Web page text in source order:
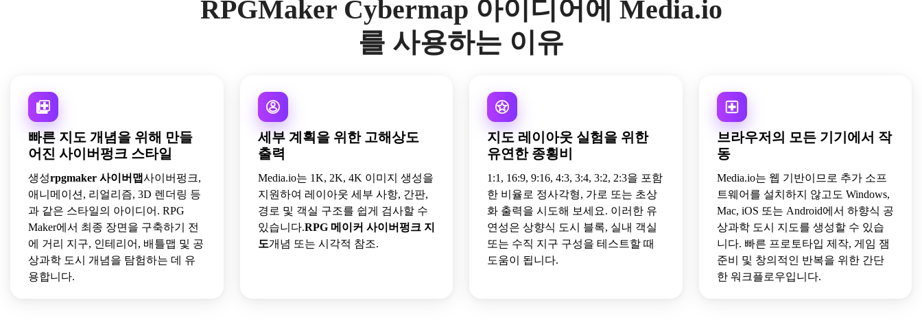
RPGMaker Cybermap 아이디어에 Media.io
를 사용하는 이유
빠른 지도 개념을 위해 만들
어진 사이버펑크 스타일
생성rpgmaker 사이버맵사이버펑크,
애니메이션, 리얼리즘, 3D 렌더링 등
과 같은 스타일의 아이디어. RPG
Maker에서 최종 장면을 구축하기 전
에 거리 지구, 인테리어, 배틀맵 및 공
상과학 도시 개념을 탐험하는 데 유
용합니다.
세부 계획을 위한 고해상도
출력
Media.io는 1K, 2K, 4K 이미지 생성을
지원하여 레이아웃 세부 사항, 간판,
경로 및 객실 구조를 쉽게 검사할 수
있습니다.RPG 메이커 사이버펑크 지
도개념 또는 시각적 참조.
지도 레이아웃 실험을 위한
유연한 종횡비
1:1, 16:9, 9:16, 4:3, 3:4, 3:2, 2:3을 포함
한 비율로 정사각형, 가로 또는 초상
화 출력을 시도해 보세요. 이러한 유
연성은 상향식 도시 블록, 실내 객실
또는 수직 지구 구성을 테스트할 때
도움이 됩니다.
브라우저의 모든 기기에서 작
동
Media.io는 웹 기반이므로 추가 소프
트웨어를 설치하지 않고도 Windows,
Mac, iOS 또는 Android에서 하향식 공
상과학 도시 지도를 생성할 수 있습
니다. 빠른 프로토타입 제작, 게임 잼
준비 및 창의적인 반복을 위한 간단
한 워크플로우입니다.